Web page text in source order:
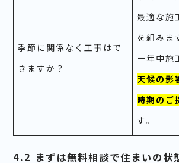
季節に関係なく工事はで
きますか？
最適な施
を組みま
一年中施
天候の影
時期のご
す。
4.2 まずは無料相談で住まいの状